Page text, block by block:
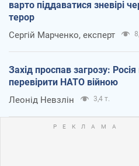
варто піддаватися зневірі
терор
Сергій Марченко, експерт
Захід проспав загрозу:
перевірити НАТО війною
Леонід Невзлін 3,4 т.